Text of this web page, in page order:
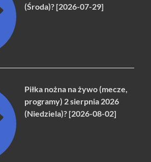
(Środa)? [2026-07-29]
Piłka nożna na żywo (mecze,
programy) 2 sierpnia 2026
(Niedziela)? [2026-08-02]